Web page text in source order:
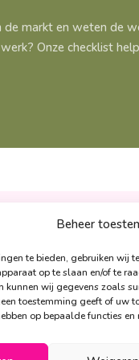
Beheer
te bieden, gebruiken wij
op te slaan en/of te
kunnen wij gegevens zoals
toestemming geeft of uw
op bepaalde functies en
de markt en weten de
Onze checklist
Peters:
050 230